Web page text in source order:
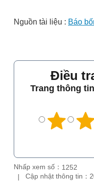
Nguồn tài liệu : Báo
Điều
Trang thông
Nhấp xem số： 1252
Cập nhật thông tin：